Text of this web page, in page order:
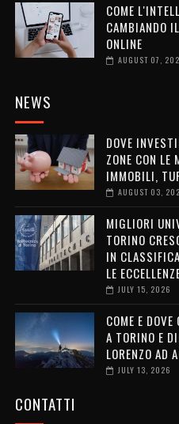
COME
CAMBIANDO
ONLINE
AUGUST 07,
NEWS
DOVE
ZONE CON
IMMOBILI,
AUGUST 03,
MIGLIORI
TORINO
IN
LE
JULY 15, 2026
COME E
A TORINO E
LORENZO AD
JULY 13, 2026
CONTATTI